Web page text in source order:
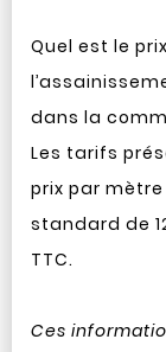
Quel est le
dans la
Les tarifs
prix par
standard de
TTC.
Ces